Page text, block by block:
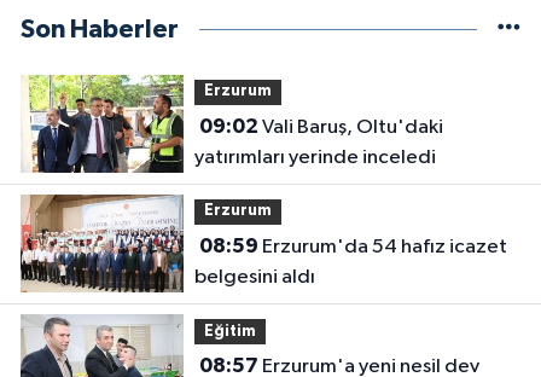
Son Haberler
Erzurum
09:02
yatırımları yerinde inceledi
Erzurum
08:59
belgesini aldı
Eğitim
08:57